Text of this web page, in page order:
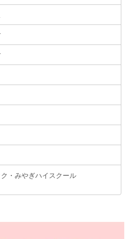
・みやぎハイスクール